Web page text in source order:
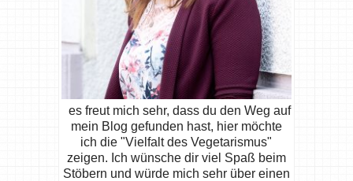
es freut mich sehr, dass du den Weg auf
mein Blog gefunden hast, hier möchte
ich die "Vielfalt des Vegetarismus"
zeigen. Ich wünsche dir viel Spaß beim
Stöbern und würde mich sehr über einen